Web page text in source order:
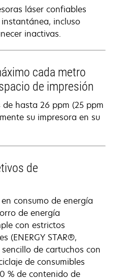
láser confiables
incluso
inactivas.
cada metro
de impresión
de hasta 26 ppm (25 ppm
su impresora en su
de
consumo de energía
de energía
con estrictos
(ENERGY STAR®,
sencillo de cartuchos con
de consumibles
% de contenido de